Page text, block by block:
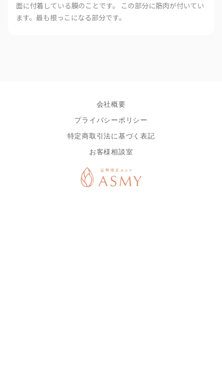
面に付着している膜のことです。 この部分に筋肉が付いてい
ます。最も根っこになる部分です。
会社概要
プライバシーポリシー
特定商取引法に基づく表記
お客様相談室